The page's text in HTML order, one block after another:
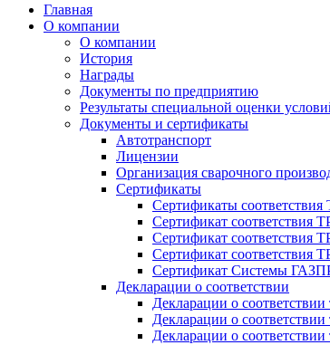
Главная
О компании
О компании
История
Награды
Документы по предприятию
Результаты специальной оценки
Документы и сертификаты
Автотранспорт
Лицензии
Организация сварочного
Cертификаты
Сертификаты
Сертификат соответствия
Сертификат соответствия
Сертификат соответствия
Сертификат Системы
Декларации о соответствии
Декларации о
Декларации о
Декларации о